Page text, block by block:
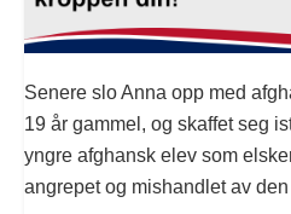
Senere slo Anna opp med
19 år gammel, og skaffet seg
yngre afghansk elev som
angrepet og mishandlet av